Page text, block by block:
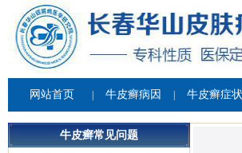
网站首页 牛皮癣病因 牛皮癣症状
牛皮癣常见问题